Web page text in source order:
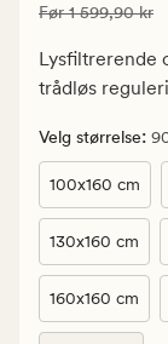
959,94
kr.
Vanlig
1
599,90
kr
Vanlig pris 1
Før1 599,90 kr
Lysfiltrerende
trådløs
Velg størrelse:
100x160 cm
130x160 cm
160x160 cm